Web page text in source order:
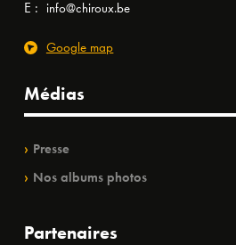
E : info@chiroux.be
Google map
Médias
Presse
Nos albums photos
Partenaires